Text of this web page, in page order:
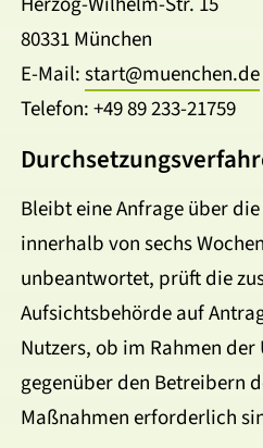
80331 München
E-Mail:start@muenchen.de
Telefon: +49 89 233-21759
Bleibt eine Anfrage über
innerhalb von sechs
unbeantwortet, prüft die
Aufsichtsbehörde auf
Nutzers, ob im Rahmen
gegenüber den Betreibern
Maßnahmen erforderlich